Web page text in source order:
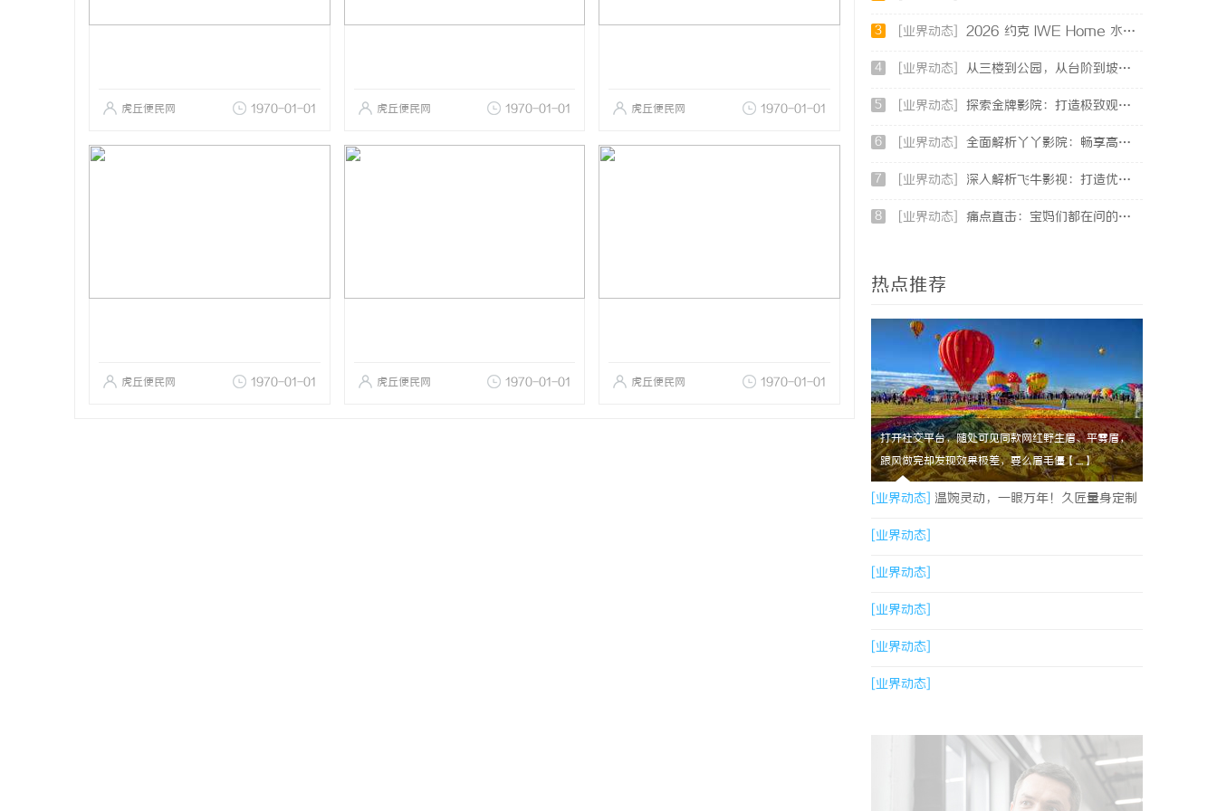
虎丘便民网 1970-01-01 虎丘便民网 1970-01-01 虎丘便民网 1970-01-01
虎丘便民网 1970-01-01 虎丘便民网 1970-01-01 虎丘便民网 1970-01-01
3 [业界动态] 2026 约克 IWE Home 水生态中央空调全系列产品型号及核心参数汇总
4 [业界动态] 从三楼到公园，从台阶到坡道，一部高续航电动轮椅如何改变生活
5 [业界动态] 探索金牌影院：打造极致观影体验的现代影院典范
6 [业界动态] 全面解析丫丫影院：畅享高清影视盛宴的最佳选择
7 [业界动态] 深入解析飞牛影视：打造优质影视体验的先锋平台
8 [业界动态] 痛点直击：宝妈们都在问的“绿色环保母婴纸巾”到底怎么选？
热点推荐
打开社交平台，随处可见同款网红野生眉、平雾眉，
跟风做完却发现效果极差，要么眉毛僵【....】
[业界动态] 温婉灵动，一眼万年！久匠量身定制
的眉眼唇，才是你整张脸的点睛之笔！淡颜系女
生的气质加分项
[业界动态]
[业界动态]
[业界动态]
[业界动态]
[业界动态]